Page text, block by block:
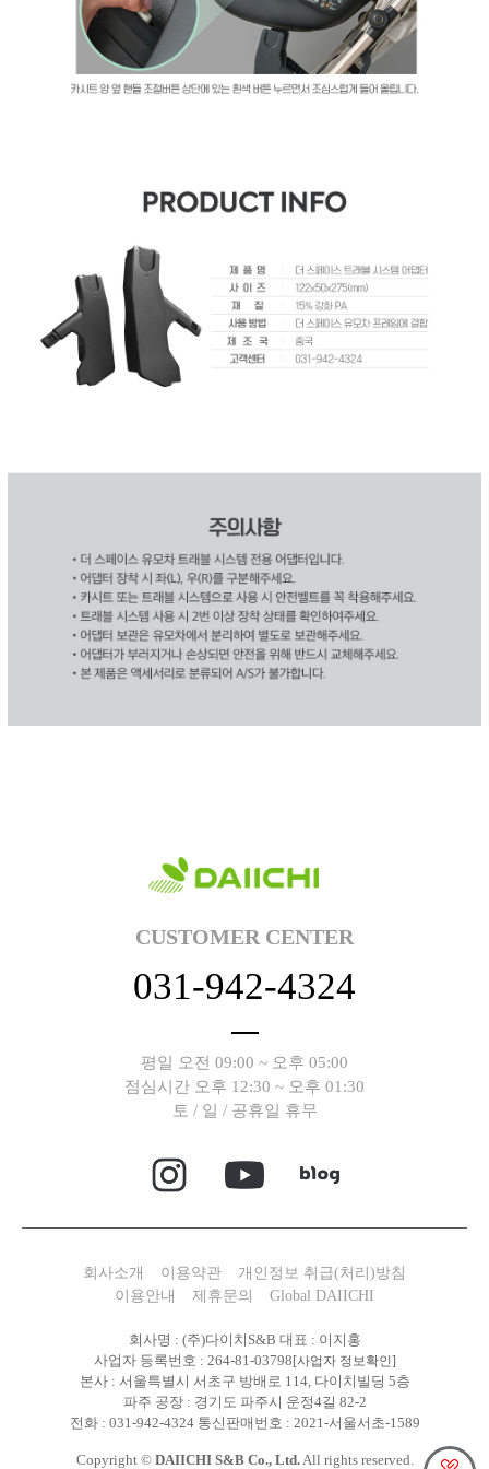
CUSTOMER CENTER
031-942-4324
평일 오전 09:00 ~ 오후 05:00
점심시간 오후 12:30 ~ 오후 01:30
토 / 일 / 공휴일 휴무
회사소개 이용약관
개인정보 취급(처리)방침
이용안내
제휴문의 Global DAIICHI
회사명 : (주)다이치S&B 대표 : 이지홍
사업자 등록번호 : 264-81-03798[사업자 정보확인]
본사 : 서울특별시 서초구 방배로 114, 다이치빌딩 5층
파주 공장 : 경기도 파주시 운정4길 82-2
전화 : 031-942-4324 통신판매번호 : 2021-서울서초-1589
Copyright © DAIICHI S&B Co., Ltd.All rights reserved.